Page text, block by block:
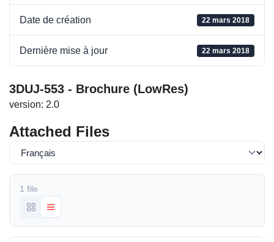
Date de création 22 mars 2018
Dernière mise à jour 22 mars 2018
3DUJ-553 - Brochure (LowRes)
version: 2.0
Attached Files
1 file